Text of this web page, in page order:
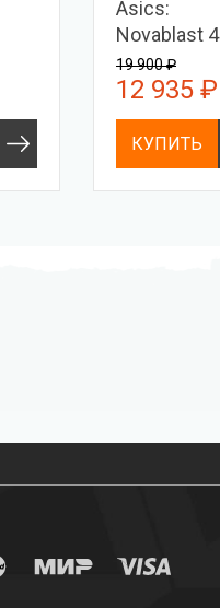
Asics:
Novablast 4
19 900 ₽
12 935 ₽
КУПИТЬ